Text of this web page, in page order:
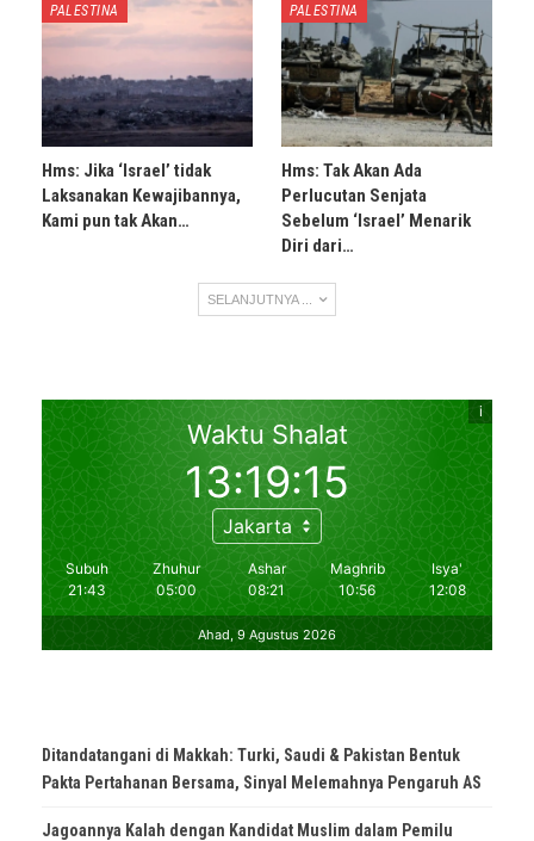
PALESTINA
Hms: Jika ‘Israel’ tidak
Laksanakan Kewajibannya,
Kami pun tak Akan…
PALESTINA
Hms: Tak Akan Ada
Perlucutan Senjata
Sebelum ‘Israel’ Menarik
Diri dari…
SELANJUTNYA ...
Ditandatangani di Makkah: Turki, Saudi & Pakistan Bentuk
Pakta Pertahanan Bersama, Sinyal Melemahnya Pengaruh AS
Jagoannya Kalah dengan Kandidat Muslim dalam Pemilu